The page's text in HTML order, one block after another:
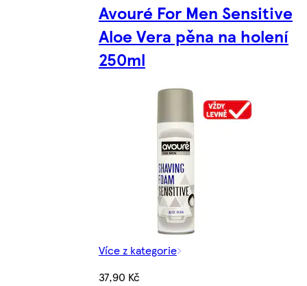
Avouré For Men Sensitive
Aloe Vera pěna na holení
250ml
Více z kategorie
37,90 Kč